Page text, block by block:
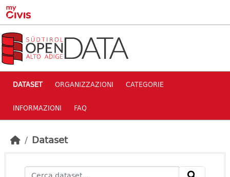
Skip to main content
DATASET ORGANIZZAZIONI CATEGORIE
INFORMAZIONI FAQ
Dataset